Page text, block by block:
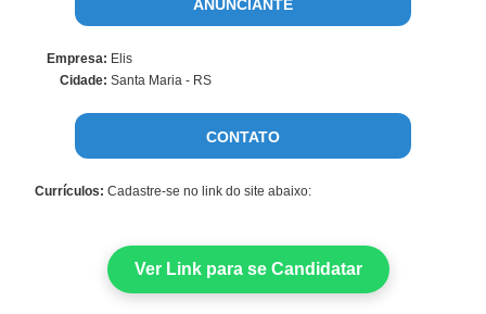
ANUNCIANTE
Empresa: Elis
Cidade: Santa Maria - RS
CONTATO
Currículos: Cadastre-se no link do site abaixo:
Ver Link para se Candidatar